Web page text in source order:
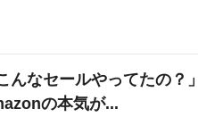
んなセールやってたの？
の本気が...